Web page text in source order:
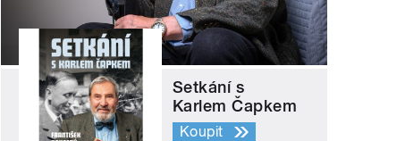
Setkání s
Karlem Čapkem
Koupit